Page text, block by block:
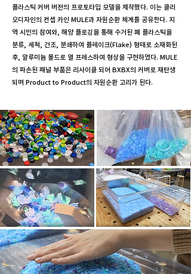
플라스틱 커버 버전의 프로토타입 모델을 제작했다. 이는 클리
오디자인의 컨셉 카인 MULE과 자원순환 체계를 공유한다. 지
역 시민의 참여와, 해양 플로깅을 통해 수거된 폐 플라스틱을
분류, 세척, 건조, 분쇄하여 플레이크(Flake) 형태로 소재화된
후, 알루미늄 몰드로 열 프레스하여 형상을 구현하였다. MULE
의 파손된 패널 부품은 리사이클 되어 BXBX의 커버로 재탄생
되며 Product to Product의 자원순환 고리가 된다.